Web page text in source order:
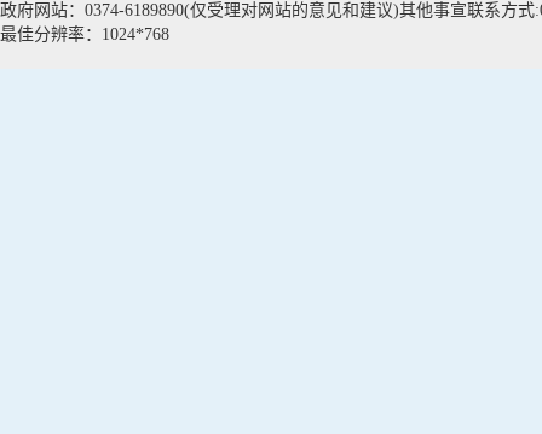
政府网站：0374-6189890(仅受理对网站的意见和建议)其他事宣联系方式
最佳分辨率：1024*768